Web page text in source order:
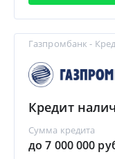
Газпромбанк -
Кредит
Сумма кредита
до 7 000 000